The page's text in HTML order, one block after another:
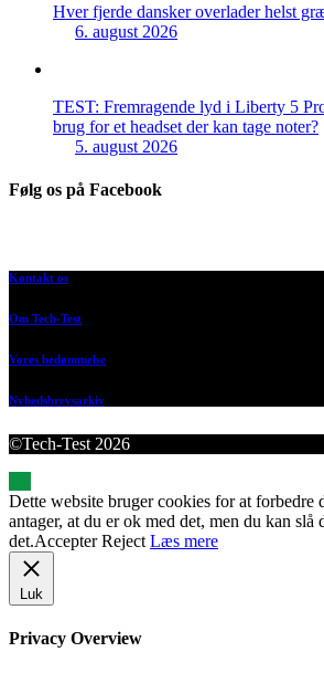
Hver fjerde dansker overlader helst
6. august 2026
TEST: Fremragende lyd i Liberty 5
brug for et headset der kan tage noter?
5. august 2026
Følg os på Facebook
Kontakt os
Om Tech-Test
Vores bedømmelse
Nyhedsbrevsarkiv
©Tech-Test 2026
Dette website bruger cookies for at forbedre
antager, at du er ok med det, men du kan slå
det.Accepter Reject Læs mere
Luk
Privacy Overview